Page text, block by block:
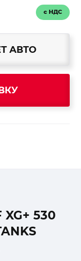
с НДС
АВТО
ЗАЯВКУ
530